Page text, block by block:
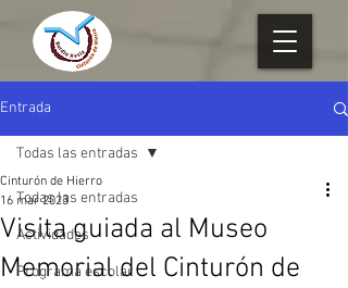
Entrada
Todas las entradas
Actividades
Programa escolar
Todas las entradas
Visita guiada al Museo
Memorial del Cinturón de
Cinturón de Hierro
16 mar 2023